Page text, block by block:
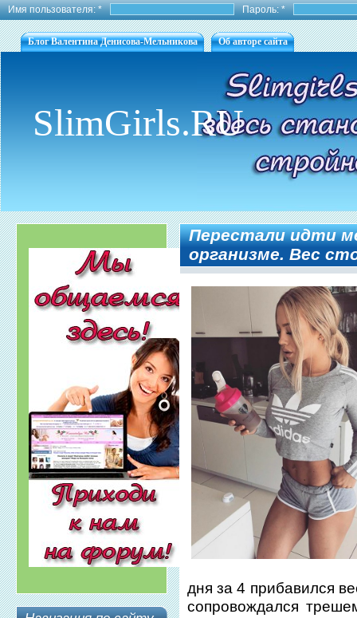
Имя пользователя:* Пароль:*
Блог Валентина Денисова-Мельникова Об авторе сайта
SlimGirls.RU
Перестали идти
организме. Вес
дня за 4 прибавился
сопровождался